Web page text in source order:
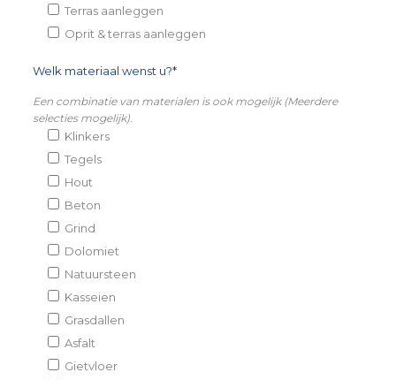
Terras aanleggen
Oprit & terras aanleggen
Welk materiaal wenst u?*
Een combinatie van materialen is ook mogelijk (Meerdere
selecties mogelijk).
Klinkers
Tegels
Hout
Beton
Grind
Dolomiet
Natuursteen
Kasseien
Grasdallen
Asfalt
Gietvloer